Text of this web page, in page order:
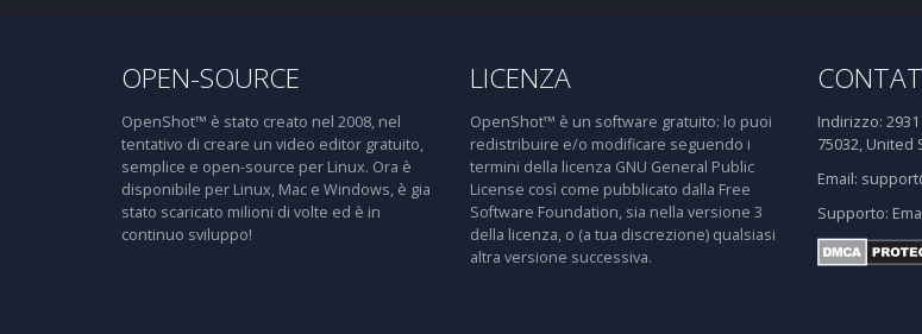
OPEN-SOURCE
OpenShot™ è stato creato nel 2008, nel
tentativo di creare un video editor gratuito,
semplice e open-source per Linux. Ora è
disponibile per Linux, Mac e Windows, è gia
stato scaricato milioni di volte ed è in
continuo sviluppo!
LICENZA
OpenShot™ è un software gratuito: lo puoi
redistribuire e/o modificare seguendo i
termini della licenza GNU General Public
License così come pubblicato dalla Free
Software Foundation, sia nella versione 3
della licenza, o (a tua discrezione) qualsiasi
altra versione successiva.
Indirizzo:
75032, United
Email:
Supporto: